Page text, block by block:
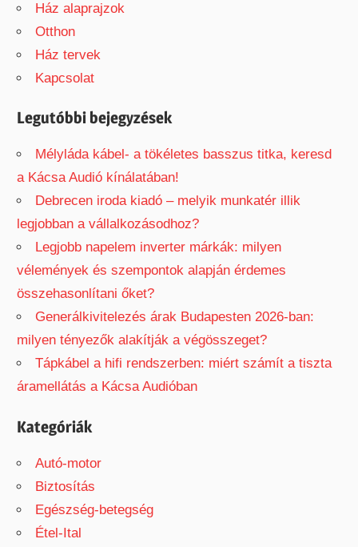
r
Ház alaprajzok
Otthon
Ház tervek
Kapcsolat
Legutóbbi bejegyzések
Mélyláda kábel- a tökéletes basszus titka, keresd
a Kácsa Audió kínálatában!
Debrecen iroda kiadó – melyik munkatér illik
legjobban a vállalkozásodhoz?
Legjobb napelem inverter márkák: milyen
vélemények és szempontok alapján érdemes
összehasonlítani őket?
Generálkivitelezés árak Budapesten 2026-ban:
milyen tényezők alakítják a végösszeget?
Tápkábel a hifi rendszerben: miért számít a tiszta
áramellátás a Kácsa Audióban
Kategóriák
Autó-motor
Biztosítás
Egészség-betegség
Étel-Ital